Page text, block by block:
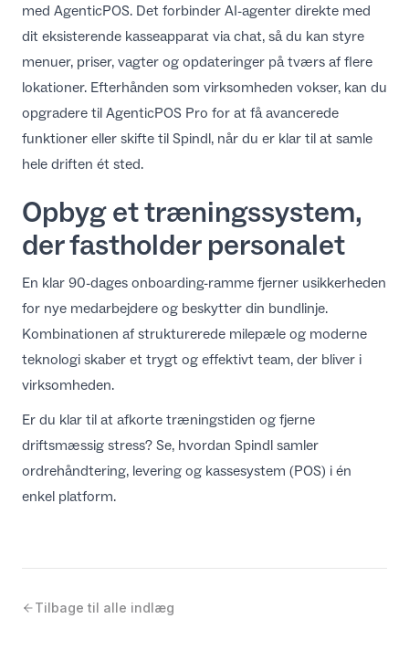
med AgenticPOS. Det forbinder AI-agenter direkte med
dit eksisterende kasseapparat via chat, så du kan styre
menuer, priser, vagter og opdateringer på tværs af flere
lokationer. Efterhånden som virksomheden vokser, kan du
opgradere til AgenticPOS Pro for at få avancerede
funktioner eller skifte til Spindl, når du er klar til at samle
hele driften ét sted.
Opbyg et træningssystem,
der fastholder personalet
En klar 90-dages onboarding-ramme fjerner usikkerheden
for nye medarbejdere og beskytter din bundlinje.
Kombinationen af strukturerede milepæle og moderne
teknologi skaber et trygt og effektivt team, der bliver i
virksomheden.
Er du klar til at afkorte træningstiden og fjerne
driftsmæssig stress? Se, hvordan Spindl samler
ordrehåndtering, levering og kassesystem (POS) i én
enkel platform.
Tilbage til alle indlæg